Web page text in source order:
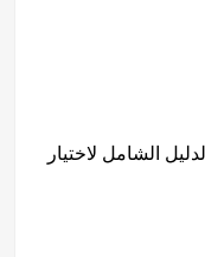
الشامل لاختيار